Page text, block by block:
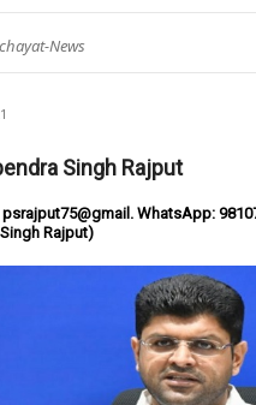
News
Singh Rajput
psrajput75@gmail. WhatsApp:
Rajput)